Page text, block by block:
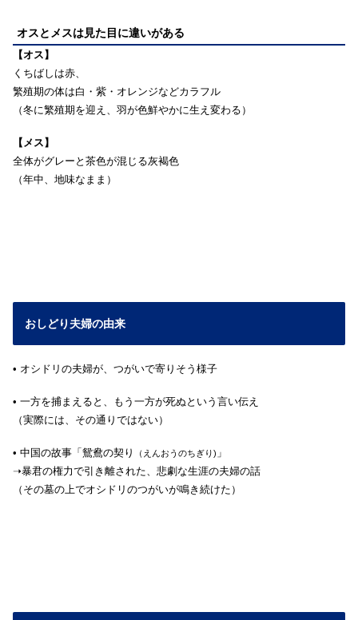
オスとメスは見た目に違いがある
【オス】
くちばしは赤、
繁殖期の体は白・紫・オレンジなどカラフル
（冬に繁殖期を迎え、羽が色鮮やかに生え変わる）
【メス】
全体がグレーと茶色が混じる灰褐色
（年中、地味なまま）
おしどり夫婦の由来
• オシドリの夫婦が、つがいで寄りそう様子
• 一方を捕まえると、もう一方が死ぬという言い伝え
（実際には、その通りではない）
• 中国の故事「鴛鴦の契り （えんおうのちぎり) 」
➝暴君の権力で引き離された、悲劇な生涯の夫婦の話
（その墓の上でオシドリのつがいが鳴き続けた）